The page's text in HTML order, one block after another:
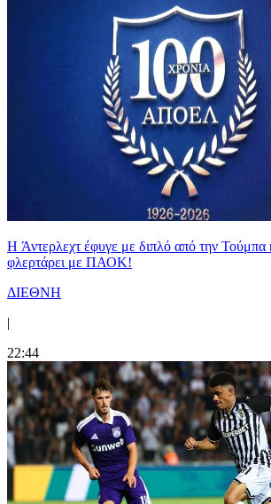
H Άντερλεχτ έφυγε με διπλό από την
φλερτάρει με ΠΑΟΚ!
ΔΙΕΘΝΗ
|
22:44